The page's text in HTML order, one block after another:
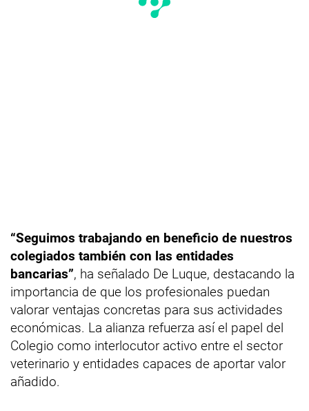
“Seguimos trabajando en beneficio de nuestros
colegiados también con las entidades
bancarias”, ha señalado De Luque, destacando la
importancia de que los profesionales puedan
valorar ventajas concretas para sus actividades
económicas. La alianza refuerza así el papel del
Colegio como interlocutor activo entre el sector
veterinario y entidades capaces de aportar valor
añadido.